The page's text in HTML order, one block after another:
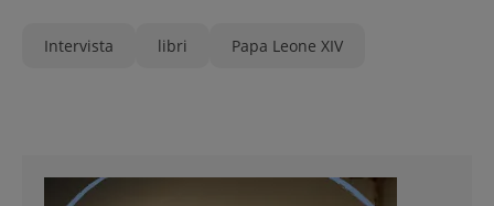
Intervista libri Papa Leone XIV